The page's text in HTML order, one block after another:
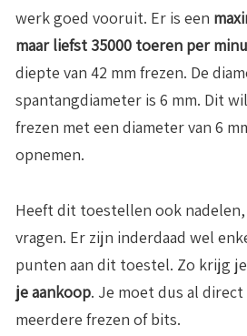
werk goed vooruit. Er is een
maar liefst 35000 toeren per
diepte van 42 mm frezen. De
spantangdiameter is 6 mm. Dit
frezen met een diameter van 6
opnemen.
Heeft dit toestellen ook
vragen. Er zijn inderdaad wel
punten aan dit toestel. Zo krijg je
je aankoop. Je moet dus al
meerdere frezen of bits.